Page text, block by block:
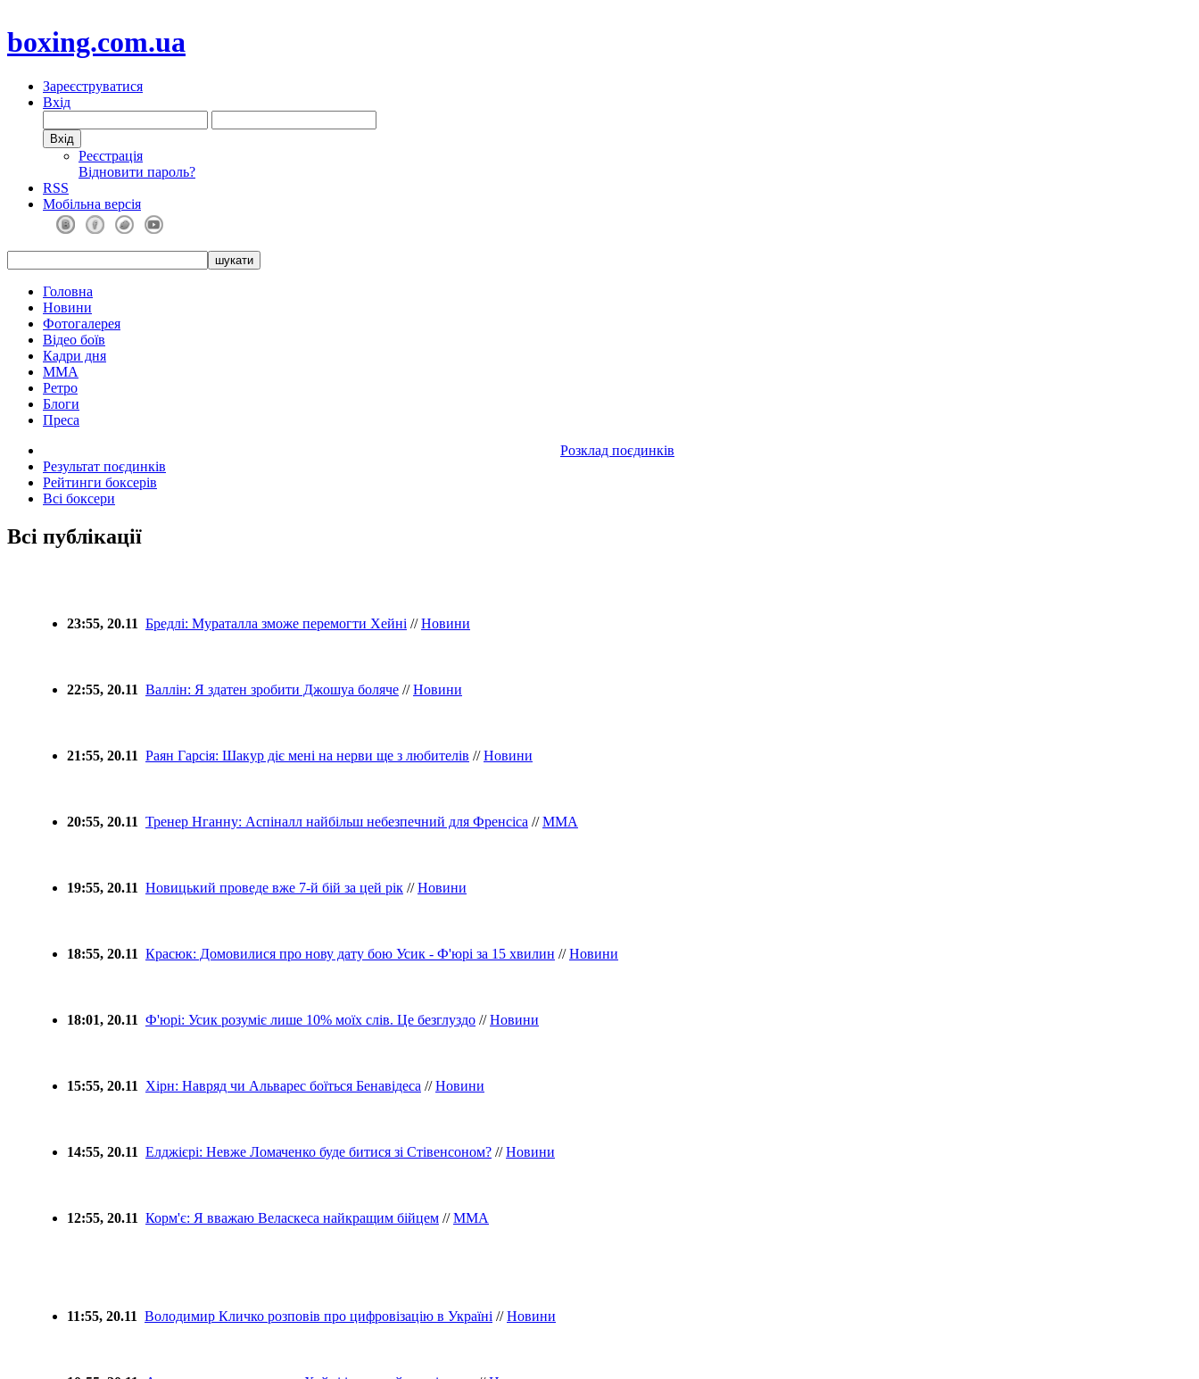
boxing.com.ua
Зареєструватися
Вхід
Реєстрація
Відновити пароль?
RSS
Мобільна версія
Головна
Новини
Фотогалерея
Відео боїв
Кадри дня
ММА
Ретро
Блоги
Преса
Розклад поєдинків
Результат поєдинків
Рейтинги боксерів
Всі боксери
Всі публікації
23:55, 20.11 Бредлі: Мураталла зможе перемогти Хейні //Новини
22:55, 20.11 Валлін: Я здатен зробити Джошуа боляче //Новини
21:55, 20.11 Раян Гарсія: Шакур діє мені на нерви ще з любителів //Новини
20:55, 20.11 Тренер Нганну: Аспіналл найбільш небезпечний для Френсіса //ММА
19:55, 20.11 Новицький проведе вже 7-й бій за цей рік //Новини
18:55, 20.11 Красюк: Домовилися про нову дату бою Усик - Ф'юрі за 15 хвилин //Новини
18:01, 20.11 Ф'юрі: Усик розуміє лише 10% моїх слів. Це безглуздо //Новини
15:55, 20.11 Хірн: Навряд чи Альварес боїться Бенавідеса //Новини
14:55, 20.11 Елджієрі: Невже Ломаченко буде битися зі Стівенсоном? //Новини
12:55, 20.11 Корм'є: Я вважаю Веласкеса найкращим бійцем //ММА
11:55, 20.11 Володимир Кличко розповів про цифровізацію в Україні //Новини